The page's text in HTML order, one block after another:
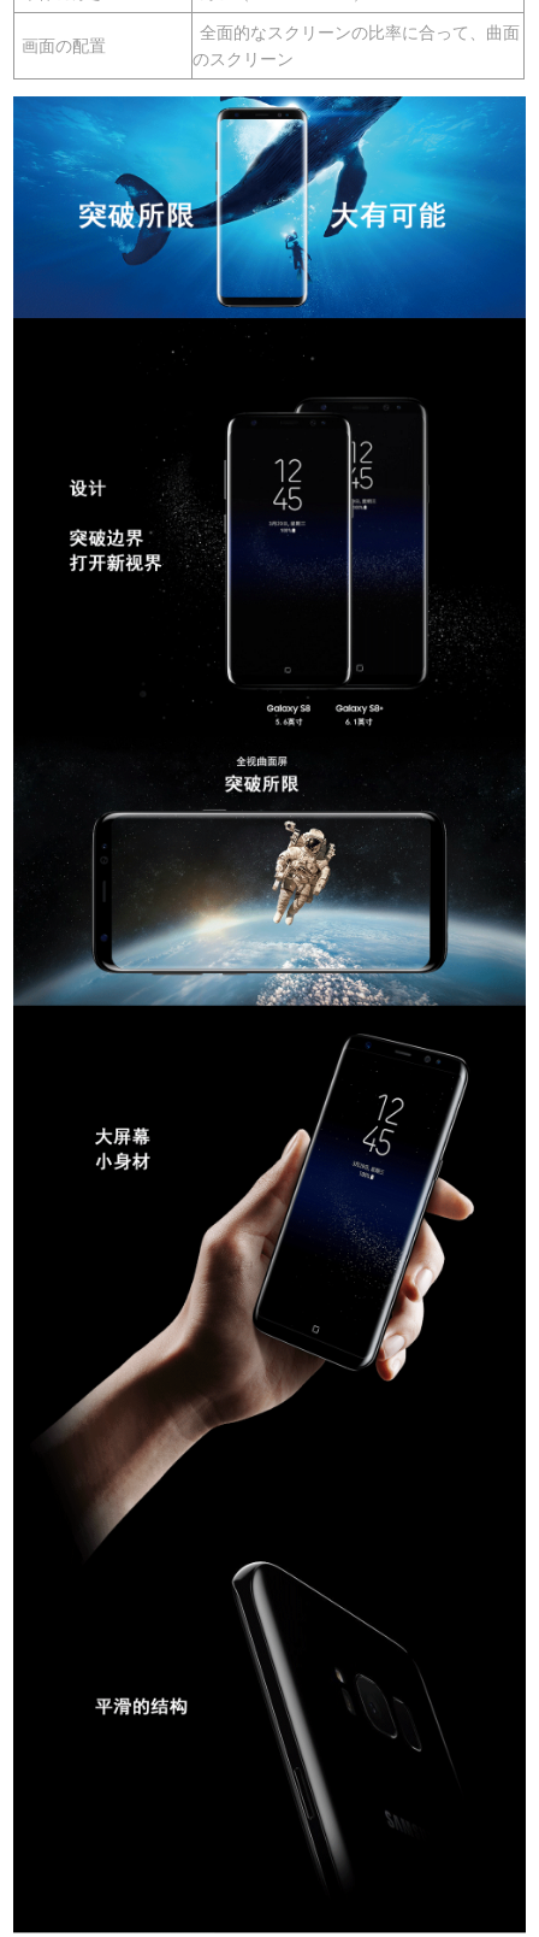
画面の配置
全面的なスクリーンの比率に合って、曲面
のスクリーン